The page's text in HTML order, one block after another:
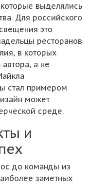
выделялись
Для российского
это
ресторанов
в которых
автора, а не
стал примером
может
среде.
и
до команды из
заметных